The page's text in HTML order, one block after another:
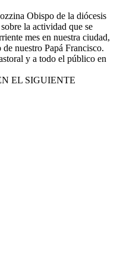
Obispo de la diócesis
la actividad que se
mes en nuestra ciudad,
nuestro Papá Francisco.
y a todo el público en
EL SIGUIENTE